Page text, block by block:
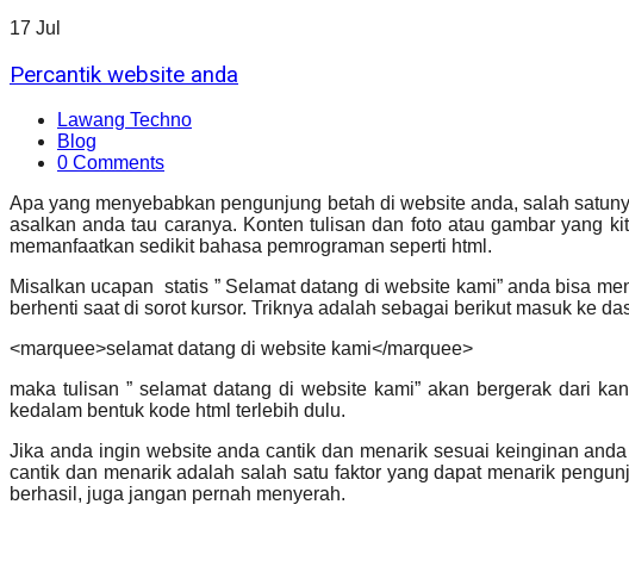
17 Jul
Percantik website anda
Lawang Techno
Blog
0 Comments
Apa yang menyebabkan pengunjung betah di website anda, salah
asalkan anda tau caranya. Konten tulisan dan foto atau gambar yang
memanfaatkan sedikit bahasa pemrograman seperti html.
Misalkan ucapan statis ” Selamat datang di website kami” anda bisa
berhenti saat di sorot kursor. Triknya adalah sebagai berikut masuk ke
<marquee>selamat datang di website kami</marquee>
maka tulisan ” selamat datang di website kami” akan bergerak dari
kedalam bentuk kode html terlebih dulu.
Jika anda ingin website anda cantik dan menarik sesuai keinginan
cantik dan menarik adalah salah satu faktor yang dapat menarik
berhasil, juga jangan pernah menyerah.